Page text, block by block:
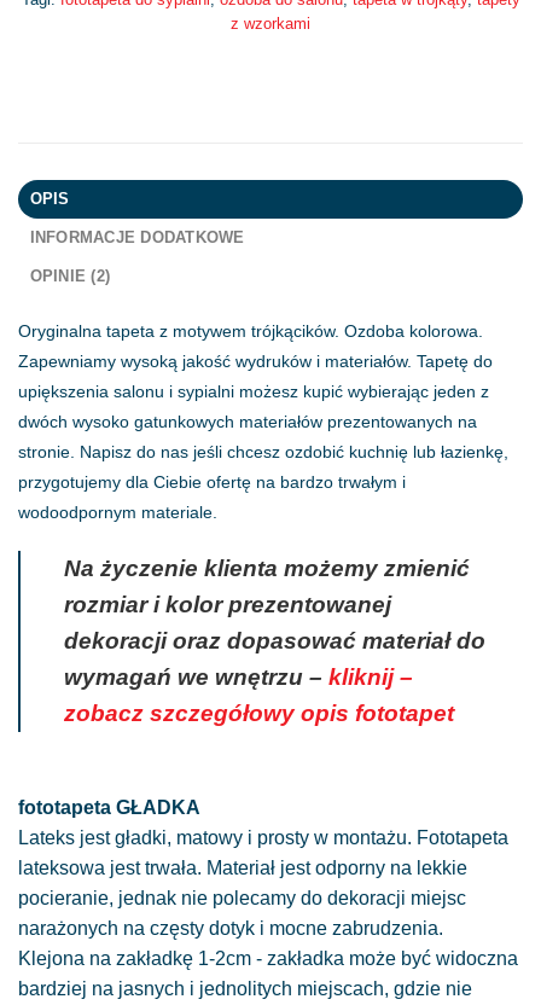
z wzorkami
OPIS
INFORMACJE DODATKOWE
OPINIE (2)
Oryginalna tapeta z motywem trójkącików. Ozdoba kolorowa.
Zapewniamy wysoką jakość wydruków i materiałów. Tapetę do
upiększenia salonu i sypialni możesz kupić wybierając jeden z
dwóch wysoko gatunkowych materiałów prezentowanych na
stronie. Napisz do nas jeśli chcesz ozdobić kuchnię lub łazienkę,
przygotujemy dla Ciebie ofertę na bardzo trwałym i
wodoodpornym materiale.
Na życzenie klienta możemy zmienić
rozmiar i kolor prezentowanej
dekoracji oraz dopasować materiał do
wymagań we wnętrzu – kliknij –
zobacz szczegółowy opis fototapet
fototapeta GŁADKA
Lateks jest gładki, matowy i prosty w montażu. Fototapeta
lateksowa jest trwała. Materiał jest odporny na lekkie
pocieranie, jednak nie polecamy do dekoracji miejsc
narażonych na częsty dotyk i mocne zabrudzenia.
Klejona na zakładkę 1-2cm - zakładka może być widoczna
bardziej na jasnych i jednolitych miejscach, gdzie nie